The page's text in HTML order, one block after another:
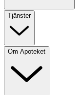
Tjänster
Om Apoteket